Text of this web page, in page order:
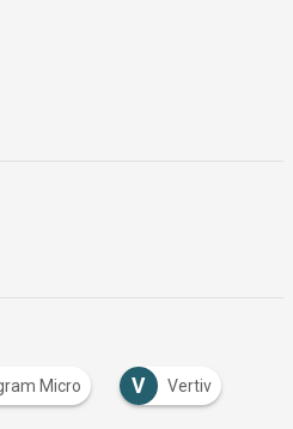
Micro V Vertiv